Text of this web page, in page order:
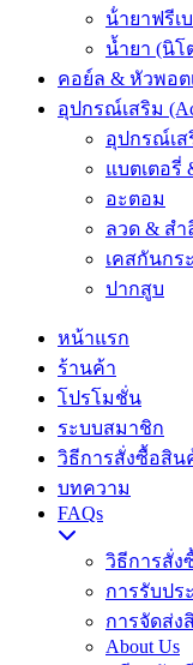
น้ํายาฟรีเ
น้ำยา (นิโ
คอย์ล & หัวพอต
อุปกรณ์เสริม
อุปกรณ์เส
แบตเตอรี่
อะตอม
ลวด ​& สำ
เคสกันกร
ปากสูบ
หน้าแรก
ร้านค้า
โปรโมชั่น
ระบบสมาชิก
วิธีการสั่งซื้อสิน
บทความ
FAQs
วิธีการสั่ง
การรับปร
การจัดส่ง
About Us